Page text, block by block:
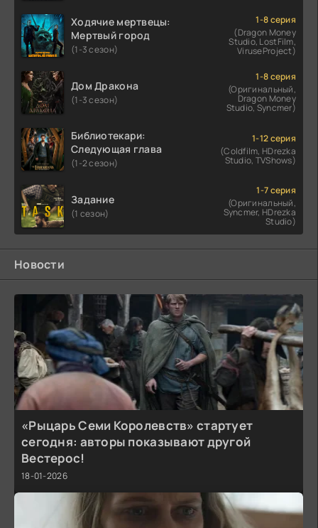
Ходячие мертвецы:
Мертвый город
(1-3 сезон)
1-8 серия
(Dragon Money
Studio, LostFilm,
ViruseProject)
Дом Дракона
(1-3 сезон)
1-8 серия
(Оригинальный,
Dragon Money
Studio, Syncmer)
Библиотекари:
Следующая глава
(1-2 сезон)
1-12 серия
(Coldfilm, HDrezka
Studio, TVShows)
Задание
(1 сезон)
1-7 серия
(Оригинальный,
Syncmer, HDrezka
Studio)
Новости
«Рыцарь Семи Королевств» стартует
сегодня: авторы показывают другой
Вестерос!
18-01-2026